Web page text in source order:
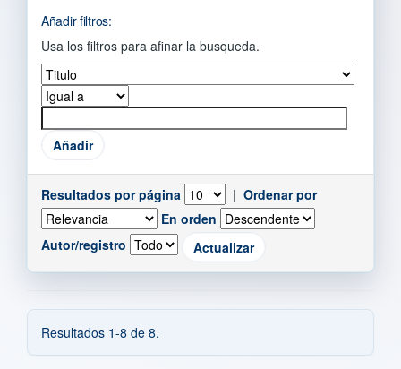
Añadir filtros:
Usa los filtros para afinar la busqueda.
Resultados por página | Ordenar por
En orden
Autor/registro
Resultados 1-8 de 8.